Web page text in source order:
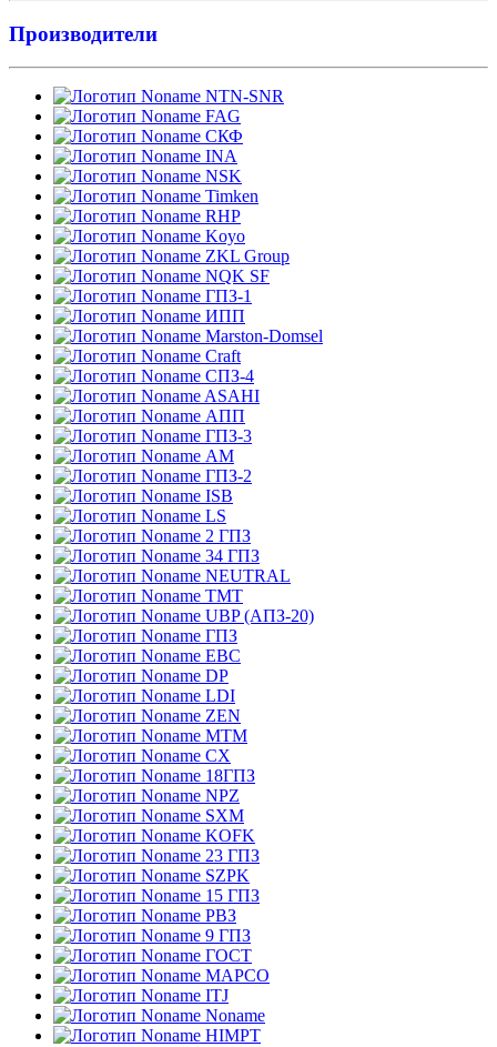
Производители
NTN-SNR
FAG
СКФ
INA
NSK
Timken
RHP
Koyo
ZKL Group
NQK SF
ГПЗ-1
ИПП
Marston-Domsel
Craft
СПЗ-4
ASAHI
АПП
ГПЗ-3
АМ
ГПЗ-2
ISB
LS
2 ГПЗ
34 ГПЗ
NEUTRAL
TMT
UBP (АПЗ-20)
ГПЗ
EBC
DP
LDI
ZEN
MTM
CX
18ГПЗ
NPZ
SXM
KOFK
23 ГПЗ
SZPK
15 ГПЗ
РВЗ
9 ГПЗ
ГОСТ
MAPCO
ITJ
Noname
HIMPT